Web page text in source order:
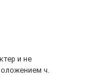
и не
ч.